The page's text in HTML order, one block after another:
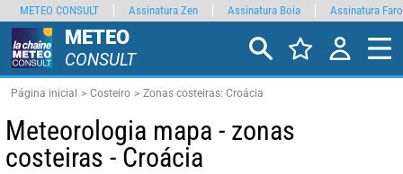
METEO
CONSULT
Página inicial Costeiro Zonas costeiras: Croácia
Meteorologia mapa - zonas
costeiras - Croácia
METEO CONSULT Assinatura Zen Assinatura Boia Assinatura